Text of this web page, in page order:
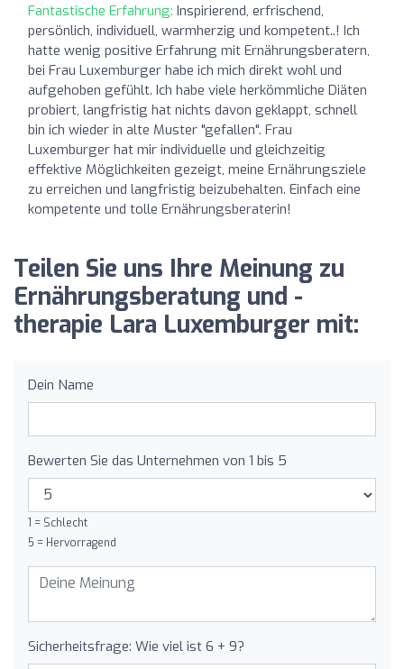
Fantastische Erfahrung: Inspirierend, erfrischend,
persönlich, individuell, warmherzig und kompetent..! Ich
hatte wenig positive Erfahrung mit Ernährungsberatern,
bei Frau Luxemburger habe ich mich direkt wohl und
aufgehoben gefühlt. Ich habe viele herkömmliche Diäten
probiert, langfristig hat nichts davon geklappt, schnell
bin ich wieder in alte Muster "gefallen". Frau
Luxemburger hat mir individuelle und gleichzeitig
effektive Möglichkeiten gezeigt, meine Ernährungsziele
zu erreichen und langfristig beizubehalten. Einfach eine
kompetente und tolle Ernährungsberaterin!
Teilen Sie uns Ihre Meinung zu
Ernährungsberatung und -
therapie Lara Luxemburger mit:
Dein Name
Bewerten Sie das Unternehmen von 1 bis 5
1 = Schlecht
5 = Hervorragend
Sicherheitsfrage: Wie viel ist 6 + 9?